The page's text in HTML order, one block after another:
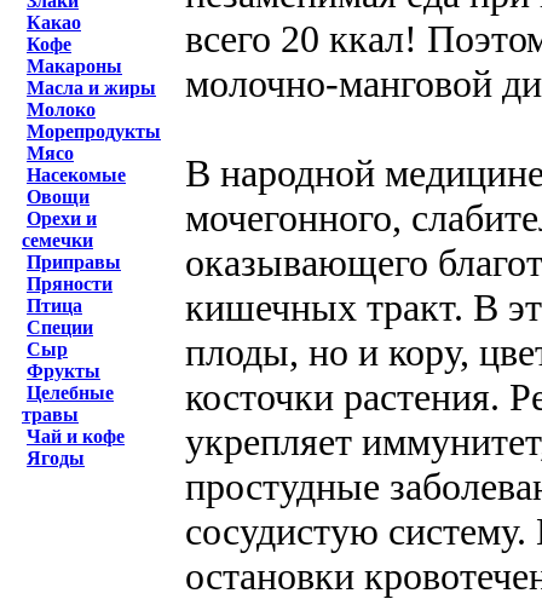
Какао
Кофе
Макароны
Масла и жиры
Молоко
Морепродукты
Мясо
Насекомые
Овощи
Орехи и
семечки
Приправы
Пряности
Птица
Специи
Сыр
Фрукты
Целебные
травы
Чай и кофе
Ягоды
всего 20 ккал!
молочно-манговой
В народной
мочегонного,
оказывающего
кишечных тракт. В
плоды, но и кору,
косточки растения.
укрепляет
простудные
сосудистую
остановки